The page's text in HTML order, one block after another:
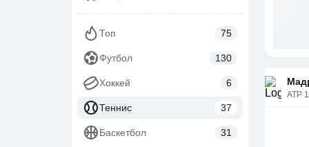
Топ 75
Футбол 130
Хоккей 6
Теннис 37
Баскетбол 31
ATP